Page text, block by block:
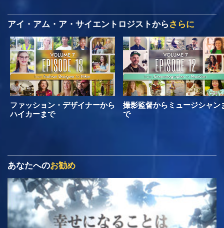
アイ・アム・ア・サイエントロジストからさらに
ファッション・デザイナーから
ハイカーまで
撮影監督からミュージシャン
で
あなたへのお勧め